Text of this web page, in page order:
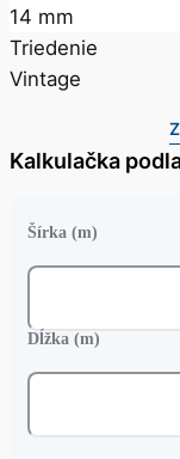
14 mm
Triedenie
Vintage
Kalkulačka
Šírka (m)
Dĺžka (m)